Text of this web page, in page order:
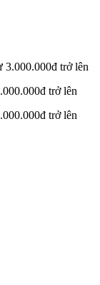
3.000.000đ trở lên
trở lên
trở lên